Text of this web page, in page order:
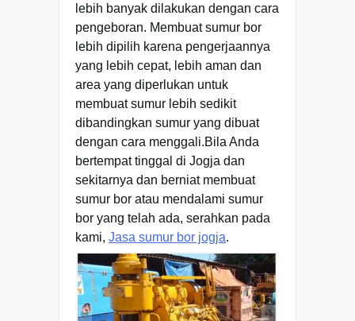
lebih banyak dilakukan dengan cara
pengeboran. Membuat sumur bor
lebih dipilih karena pengerjaannya
yang lebih cepat, lebih aman dan
area yang diperlukan untuk
membuat sumur lebih sedikit
dibandingkan sumur yang dibuat
dengan cara menggali.Bila Anda
bertempat tinggal di Jogja dan
sekitarnya dan berniat membuat
sumur bor atau mendalami sumur
bor yang telah ada, serahkan pada
kami, Jasa sumur bor jogja.